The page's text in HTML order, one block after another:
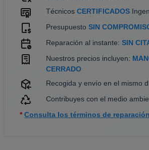
TécnicosCERTIFICADOS
PresupuestoSIN
Reparación al instante:SIN
Nuestros precios incluyen:
CERRADO
Recogida y envío en el mismo
Contribuyes con el medio
* Consulta los términos de reparación